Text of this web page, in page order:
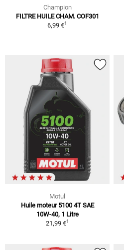
Champion
FILTRE HUILE CHAM. COF301
6,99 €1
Motul
Huile moteur 5100 4T SAE
10W-40, 1 Litre
21,99 €1